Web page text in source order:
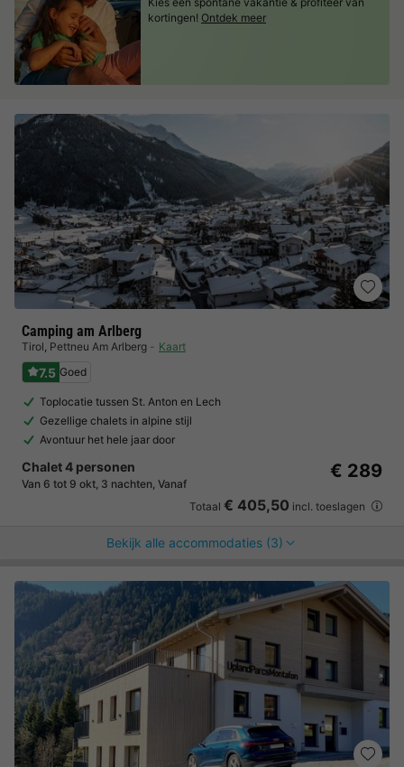
Camping am Arlberg
Tirol, Pettneu Am Arlberg Kaart
7.5 Goed
Toplocatie tussen St. Anton en Lech
Gezellige chalets in alpine stijl
Avontuur het hele jaar door
Chalet 4 personen
Van 6 tot 9 okt, 3 nachten, Vanaf
€ 289
Totaal € 405,50 incl. toeslagen
Bekijk alle accommodaties (3)
kortingen! Ontdek meer